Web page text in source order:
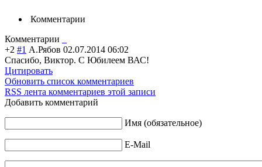
Комментарии
Комментарии
+2 #1 А.Рябов 02.07.2014 06:02
Спасибо, Виктор. С Юбилеем ВАС!
Цитировать
Обновить список комментариев
RSS лента комментариев этой записи
Добавить комментарий
Имя (обязательное)
E-Mail